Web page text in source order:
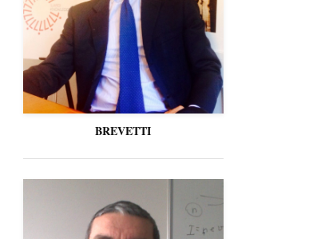
BREVETTI